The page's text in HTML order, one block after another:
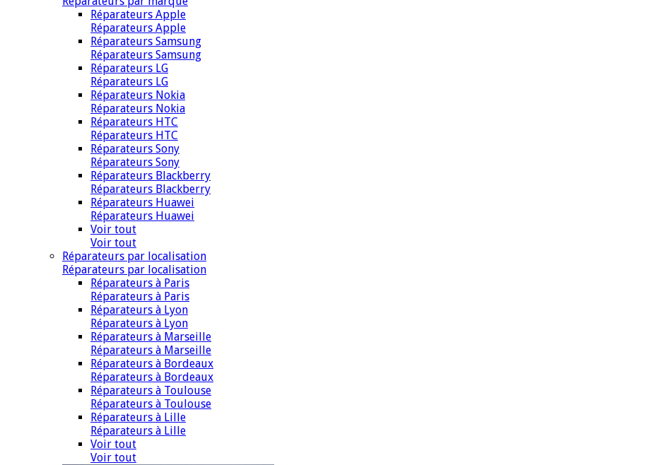
Réparateurs Apple
Réparateurs Apple
Réparateurs Samsung
Réparateurs Samsung
Réparateurs LG
Réparateurs LG
Réparateurs Nokia
Réparateurs Nokia
Réparateurs HTC
Réparateurs HTC
Réparateurs Sony
Réparateurs Sony
Réparateurs Blackberry
Réparateurs Blackberry
Réparateurs Huawei
Réparateurs Huawei
Voir tout
Voir tout
Réparateurs par localisation
Réparateurs par localisation
Réparateurs à Paris
Réparateurs à Paris
Réparateurs à Lyon
Réparateurs à Lyon
Réparateurs à Marseille
Réparateurs à Marseille
Réparateurs à Bordeaux
Réparateurs à Bordeaux
Réparateurs à Toulouse
Réparateurs à Toulouse
Réparateurs à Lille
Réparateurs à Lille
Voir tout
Voir tout